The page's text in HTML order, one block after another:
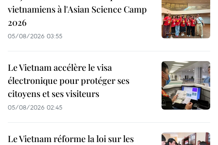
vietnamiens à l'Asian Science Camp
2026
05/08/2026 03:55
Le Vietnam accélère le visa
électronique pour protéger ses
citoyens et ses visiteurs
05/08/2026 02:45
Le Vietnam réforme la loi sur les